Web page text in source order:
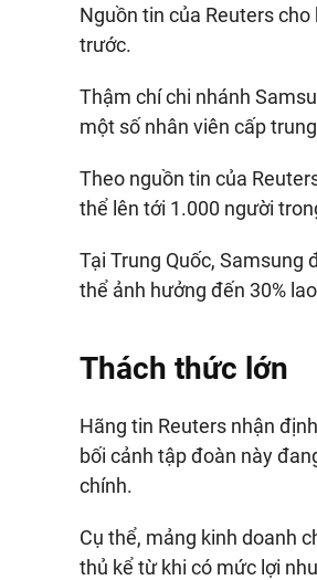
Nguồn tin của Reuters
trước.
Thậm chí chi nhánh
một số nhân viên cấp
Theo nguồn tin của
thể lên tới 1.000 người
Tại Trung Quốc, Samsung
thể ảnh hưởng đến 30%
Thách thức lớn
Hãng tin Reuters nhận
bối cảnh tập đoàn này
chính.
Cụ thể, mảng kinh doanh
thủ kể từ khi có mức lợi